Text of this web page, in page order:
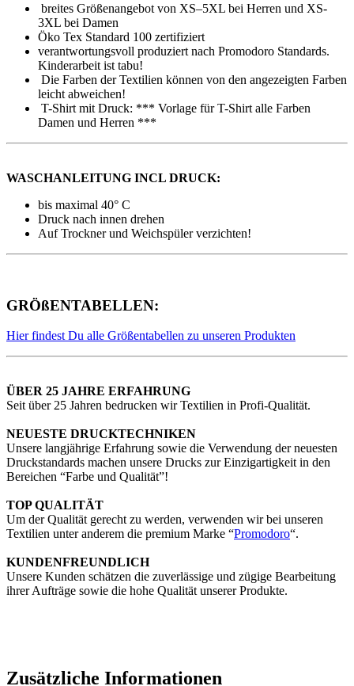
breites Größenangebot von XS–5XL bei Herren und XS-
3XL bei Damen
Öko Tex Standard 100 zertifiziert
verantwortungsvoll produziert nach Promodoro Standards.
Kinderarbeit ist tabu!
Die Farben der Textilien können von den angezeigten Farben
leicht abweichen!
T-Shirt mit Druck: *** Vorlage für T-Shirt alle Farben
Damen und Herren ***
WASCHANLEITUNG INCL DRUCK:
bis maximal 40° C
Druck nach innen drehen
Auf Trockner und Weichspüler verzichten!
GRÖßENTABELLEN:
Hier findest Du alle Größentabellen zu unseren Produkten
ÜBER 25 JAHRE ERFAHRUNG
Seit über 25 Jahren bedrucken wir Textilien in Profi-Qualität.
NEUESTE DRUCKTECHNIKEN
Unsere langjährige Erfahrung sowie die Verwendung der neuesten
Druckstandards machen unsere Drucks zur Einzigartigkeit in den
Bereichen “Farbe und Qualität”!
TOP QUALITÄT
Um der Qualität gerecht zu werden, verwenden wir bei unseren
Textilien unter anderem die premium Marke “Promodoro“.
KUNDENFREUNDLICH
Unsere Kunden schätzen die zuverlässige und zügige Bearbeitung
ihrer Aufträge sowie die hohe Qualität unserer Produkte.
Zusätzliche Informationen